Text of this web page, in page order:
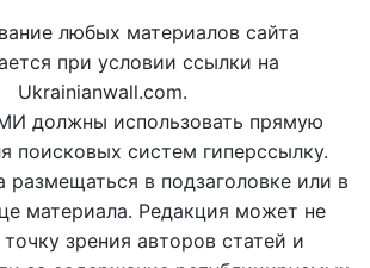
любых материалов сайта
при условии ссылки на
Ukrainianwall.com.
должны использовать прямую
поисковых систем гиперссылку.
в подзаголовке или в
материала. Редакция может не
точку зрения авторов статей и